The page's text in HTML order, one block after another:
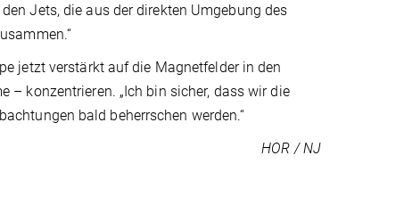
Jets, die aus der direkten Umgebung des
jetzt verstärkt auf die Magnetfelder in den
– konzentrieren. „Ich bin sicher, dass wir die
bald beherrschen werden.“
HOR / NJ